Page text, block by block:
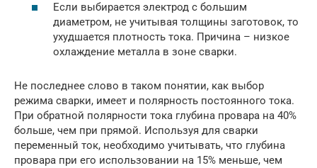
Если выбирается электрод с большим
диаметром, не учитывая толщины заготовок, то
ухудшается плотность тока. Причина – низкое
охлаждение металла в зоне сварки.
Не последнее слово в таком понятии, как выбор
режима сварки, имеет и полярность постоянного тока.
При обратной полярности тока глубина провара на 40%
больше, чем при прямой. Используя для сварки
переменный ток, необходимо учитывать, что глубина
провара при его использовании на 15% меньше, чем